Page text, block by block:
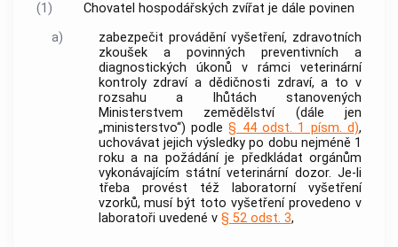
(1)
Chovatel hospodářských zvířat je dále povinen
a)
zabezpečit provádění vyšetření, zdravotních
zkoušek a povinných preventivních a
diagnostických úkonů v rámci veterinární
kontroly zdraví a dědičnosti zdraví, a to v
rozsahu a lhůtách stanovených
Ministerstvem zemědělství (dále jen
„ministerstvo“) podle§ 44 odst. 1 písm. d),
uchovávat jejich výsledky po dobu nejméně 1
roku a na požádání je předkládat orgánům
vykonávajícím státní veterinární dozor. Je-li
třeba provést též laboratorní vyšetření
vzorků, musí být toto vyšetření provedeno v
laboratoři uvedené v § 52 odst. 3,